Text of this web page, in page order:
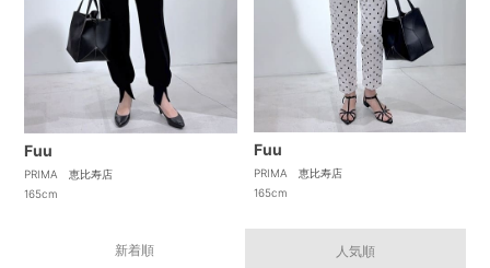
Fuu
PRIMA 恵比寿店
165cm
Fuu
PRIMA 恵比寿店
165cm
新着順 人気順